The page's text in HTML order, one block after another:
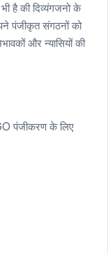
भी है की दिव्यंगजनो के
पंजीकृत संगठनों को
और न्यासियों की
पंजीकरण के लिए